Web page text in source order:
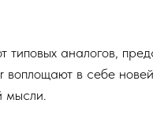
аналогов,
в себе
мысли.